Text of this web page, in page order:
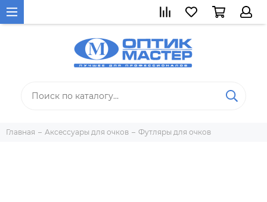
Главная Аксессуары для очков Футляры для очков